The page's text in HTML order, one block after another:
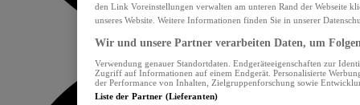
den Link Voreinstellungen verwalten am unteren Rand der Webseite
unseres Website. Weitere Informationen finden Sie in unserer
Wir und unsere Partner verarbeiten Daten, um
Verwendung genauer Standortdaten. Endgeräteeigenschaften zur
Zugriff auf Informationen auf einem Endgerät. Personalisierte
der Performance von Inhalten, Zielgruppenforschung sowie
Liste der Partner (Lieferanten)